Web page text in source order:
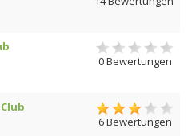
0 Bewertungen
6 Bewertungen